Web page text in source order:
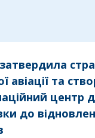
авіації та
центр
до